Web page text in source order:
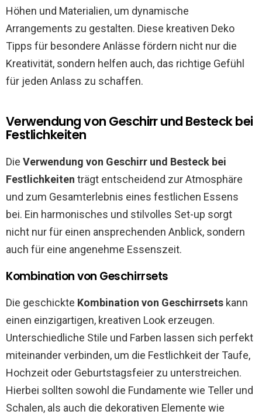
Höhen und Materialien, um dynamische
Arrangements zu gestalten. Diese kreativen Deko
Tipps für besondere Anlässe fördern nicht nur die
Kreativität, sondern helfen auch, das richtige Gefühl
für jeden Anlass zu schaffen.
Verwendung von Geschirr und Besteck bei
Festlichkeiten
Die Verwendung von Geschirr und Besteck bei
Festlichkeiten trägt entscheidend zur Atmosphäre
und zum Gesamterlebnis eines festlichen Essens
bei. Ein harmonisches und stilvolles Set-up sorgt
nicht nur für einen ansprechenden Anblick, sondern
auch für eine angenehme Essenszeit.
Kombination von Geschirrsets
Die geschickte Kombination von Geschirrsets kann
einen einzigartigen, kreativen Look erzeugen.
Unterschiedliche Stile und Farben lassen sich perfekt
miteinander verbinden, um die Festlichkeit der Taufe,
Hochzeit oder Geburtstagsfeier zu unterstreichen.
Hierbei sollten sowohl die Fundamente wie Teller und
Schalen, als auch die dekorativen Elemente wie